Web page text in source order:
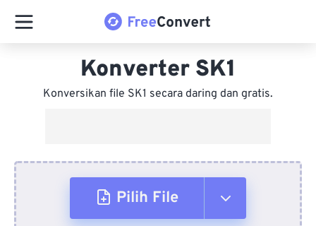
Konverter SK1
Konversikan file SK1 secara daring dan gratis.
Pilih File